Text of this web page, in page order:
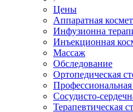
Цены
Аппаратная
Инфузионна
Инъекционная
Массаж
Обследование
Ортопедическая
Профессиональная
Сосудисто-
Терапевтическая